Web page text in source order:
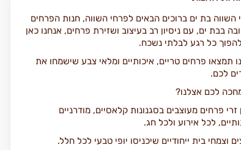
השווה בת ים ברוכים הבאים לפרחי השווה, חנות הפרחים
בבת ים, עם ניסיון רב בעיצוב ושזירת פרחים, אנחנו כאן
כל רגע לבלתי נשכח.
תמצאו פרחים טריים, איכותיים ומלאי צבע שישמחו את
לכם.
לכם אצלנו?
זרי פרחים מעוצבים בסגנונות קלאסיים, מודרניים
לכל אירוע ולכל חג.
וצמחי בית ייחודיים שיכניסו יופי טבעי לכל חלל.